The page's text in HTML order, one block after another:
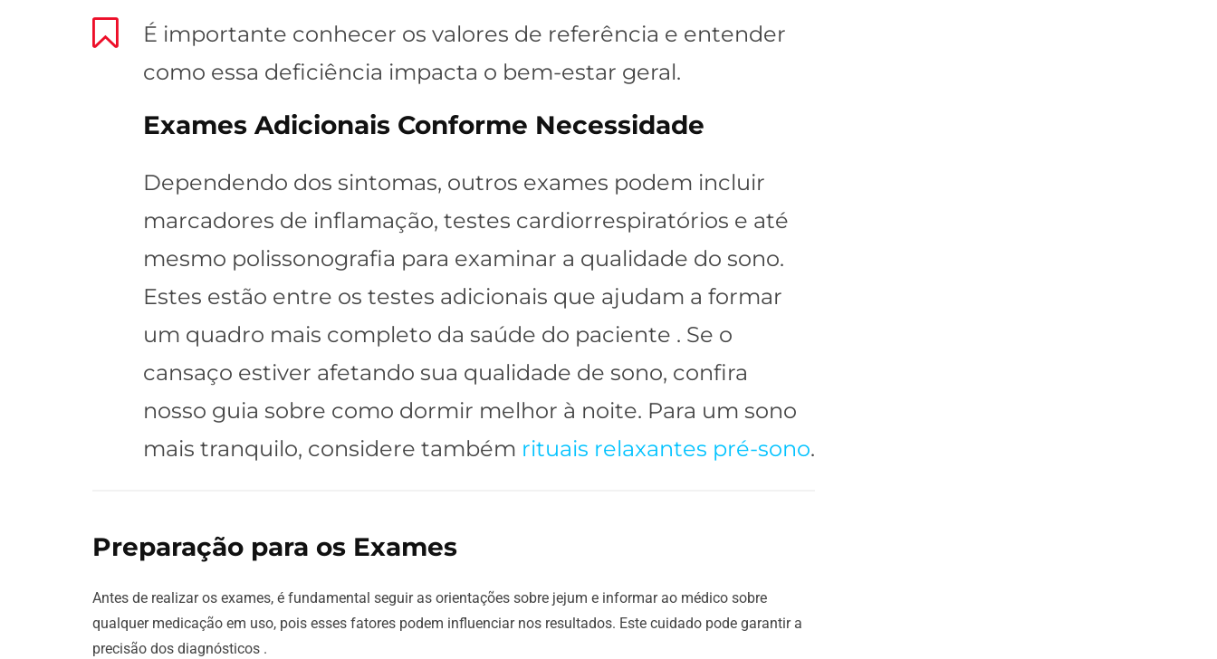
É importante conhecer os valores de referência e entender
como essa deficiência impacta o bem-estar geral.
Exames Adicionais Conforme Necessidade
Dependendo dos sintomas, outros exames podem incluir
marcadores de inflamação, testes cardiorrespiratórios e até
mesmo polissonografia para examinar a qualidade do sono.
Estes estão entre os testes adicionais que ajudam a formar
um quadro mais completo da saúde do paciente . Se o
cansaço estiver afetando sua qualidade de sono, confira
nosso guia sobre como dormir melhor à noite. Para um sono
mais tranquilo, considere também rituais relaxantes pré-sono.
Preparação para os Exames
Antes de realizar os exames, é fundamental seguir as orientações sobre jejum e informar ao médico sobre
qualquer medicação em uso, pois esses fatores podem influenciar nos resultados. Este cuidado pode garantir a
precisão dos diagnósticos .